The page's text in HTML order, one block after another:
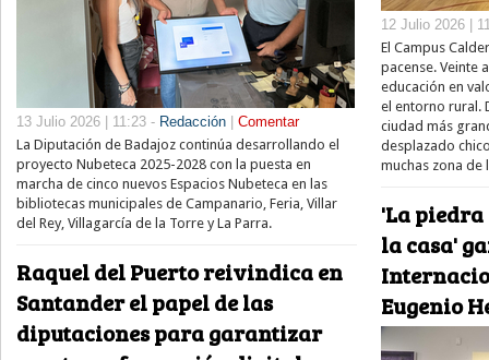
13 Julio 2026 | 11:23 - Redacción | Comentar
La Diputación de Badajoz continúa desarrollando el
proyecto Nubeteca 2025-2028 con la puesta en
marcha de cinco nuevos Espacios Nubeteca en las
bibliotecas municipales de Campanario, Feria, Villar
del Rey, Villagarcía de la Torre y La Parra.
Raquel del Puerto reivindica en
Santander el papel de las
diputaciones para garantizar
12 Julio 2026 |
El Campus
pacense. Veinte
educación en
el entorno rural.
ciudad más
desplazado
muchas zona de
'La piedra
la casa'
Eugenio